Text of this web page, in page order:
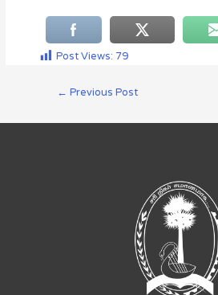
Post Views: 79
← Previous Post